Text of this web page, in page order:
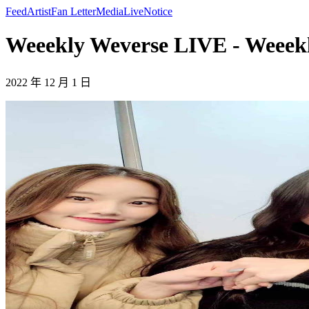
FeedArtistFan LetterMediaLiveNotice
Weeekly Weverse LIVE -
2022 年 12 月 1 日